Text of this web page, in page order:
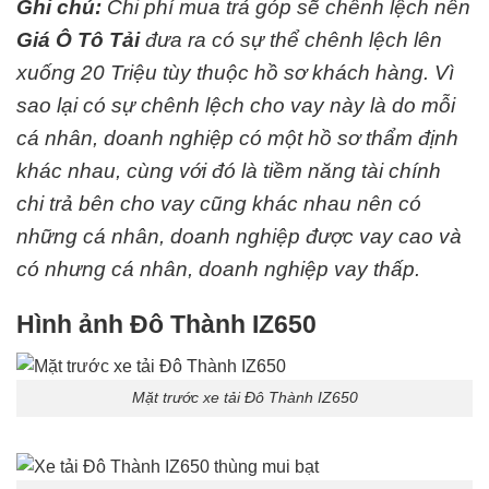
Ghi chú: Chi phí mua trả góp sẽ chênh lệch nên
Giá Ô Tô Tảiđưa ra có sự thể chênh lệch lên
xuống 20 Triệu tùy thuộc hồ sơ khách hàng. Vì
sao lại có sự chênh lệch cho vay này là do mỗi
cá nhân, doanh nghiệp có một hồ sơ thẩm định
khác nhau, cùng với đó là tiềm năng tài chính
chi trả bên cho vay cũng khác nhau nên có
những cá nhân, doanh nghiệp được vay cao và
có nhưng cá nhân, doanh nghiệp vay thấp.
Hình ảnh Đô Thành IZ650
Mặt trước xe tải Đô Thành IZ650